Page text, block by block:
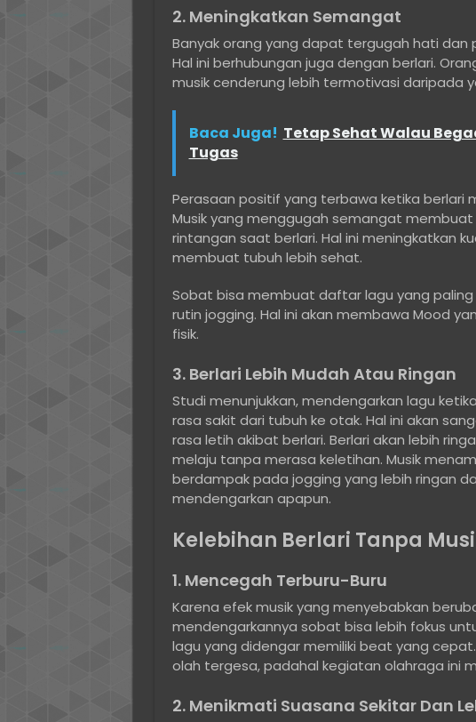
2. Meningkatkan Semangat
Banyak orang yang dapat tergugah hati dan
Hal ini berhubungan juga dengan berlari.
musik cenderung lebih termotivasi daripada
Baca Juga! Tetap Sehat Walau
Tugas
Perasaan positif yang terbawa ketika berlari
Musik yang menggugah semangat
rintangan saat berlari. Hal ini meningkatkan
membuat tubuh lebih sehat.
Sobat bisa membuat daftar lagu yang paling
rutin jogging. Hal ini akan membawa Mood
fisik.
3. Berlari Lebih Mudah Atau Ringan
Studi menunjukkan, mendengarkan lagu
rasa sakit dari tubuh ke otak. Hal ini akan
rasa letih akibat berlari. Berlari akan lebih
melaju tanpa merasa keletihan. Musik
berdampak pada jogging yang lebih ringan
mendengarkan apapun.
Kelebihan Berlari Tanpa
1. Mencegah Terburu-Buru
Karena efek musik yang menyebabkan
mendengarkannya sobat bisa lebih fokus
lagu yang didengar memiliki beat yang
olah tergesa, padahal kegiatan olahraga ini
2. Menikmati Suasana Sekitar Dan